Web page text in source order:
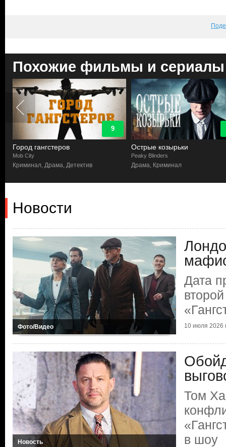
Похожие фильмы и сериалы
9
Город гангстеров
Mob City
Криминал, Драма, Детектив
Острые козырьки
Peaky Blinders
Драма, Криминал
Новости
Фото/Видео
Дата
10 июля 2026
Новость
Том
в шоу